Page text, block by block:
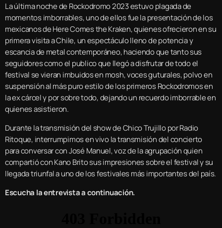
La última noche de Rockodromo 2023 estuvo plagada de
momentos imborrables, uno de ellos fue la presentación de los
mexicanos de Here Comes the Kraken, quienes ofrecieron en su
primera visita a Chile, un espectáculo lleno de potencia y
escancia de metal contemporáneo, haciendo que tanto sus
seguidores como el publico que llegó a disfrutar de todo el
festival se vieran imbuidos en mosh, voces guturales, polvo en
suspensión al más puro estilo de los primeros Rockodromos en
la ex cárcel y por sobre todo, dejando un recuerdo imborrable en
quienes asistieron.
Durante la transmisión del show de Chico Trujillo por Radio
Ritoque, interrumpimos en vivo la transmisión del concierto
para conversar con José Manuel, voz de la agrupación quien
compartió con Kano Brito sus impresiones sobre el festival y su
llegada triunfal a uno de los festivales más importantes del país.
Escucha la entrevista a continuación.